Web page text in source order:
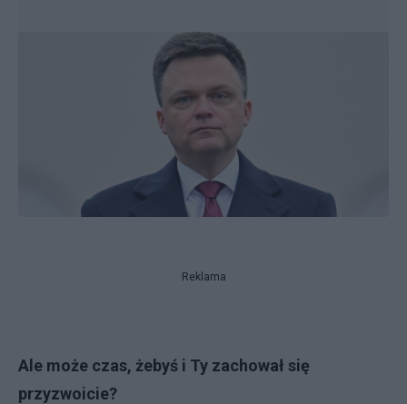
Reklama
Ale może czas, żebyś i Ty zachował się
przyzwoicie?